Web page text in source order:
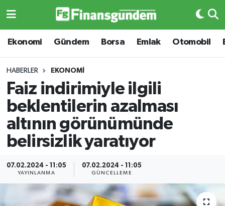
Ekonomi Gündem Borsa Emlak Otomobil
HABERLER EKONOMI
Faiz indirimiyle ilgili
beklentilerin azalması
altının görünümünde
belirsizlik yaratıyor
07.02.2024 - 11:05
YAYINLANMA
07.02.2024 - 11:05
GÜNCELLEME
Ekonomi
Borsa
Emlak
Emtia
Otomobil
Gizlilik Sözleşmesi
Ekonomi
Borsa
Emlak
Otomobil
Emtia
BITCOIN